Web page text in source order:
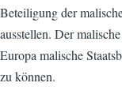
Beteiligung der
ausstellen. Der
Europa malische
zu können.